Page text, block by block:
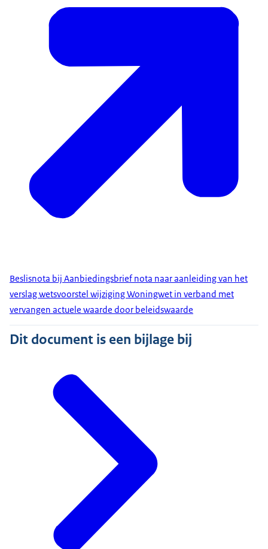
Beslisnota bij Aanbiedingsbrief nota naar aanleiding van het
verslag wetsvoorstel wijziging Woningwet in verband met
vervangen actuele waarde door beleidswaarde
Dit document is een bijlage bij